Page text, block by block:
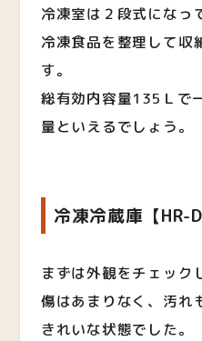
冷凍室は２段式になっ
冷凍食品を整理して収
す。
総有効内容量135Ｌで
量といえるでしょう。
冷凍冷蔵庫【HR-
まずは外観をチェック
傷はあまりなく、汚れ
きれいな状態でした。